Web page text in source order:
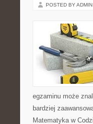
POSTED BY ADMIN
egzaminu może
bardziej
Matematyka w